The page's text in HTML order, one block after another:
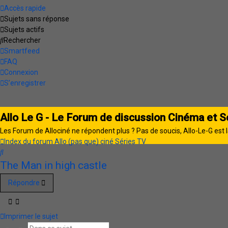
Accès rapide
Sujets sans réponse
Sujets actifs
Rechercher
Smartfeed
FAQ
Connexion
S’enregistrer
Allo Le G - Le Forum de discussion Cinéma et
Les Forum de Allociné ne répondent plus ? Pas de soucis, Allo-Le-G est
Index du forum Allo (pas que) ciné Séries TV
Rechercher
The Man in high castle
Répondre
Imprimer le sujet